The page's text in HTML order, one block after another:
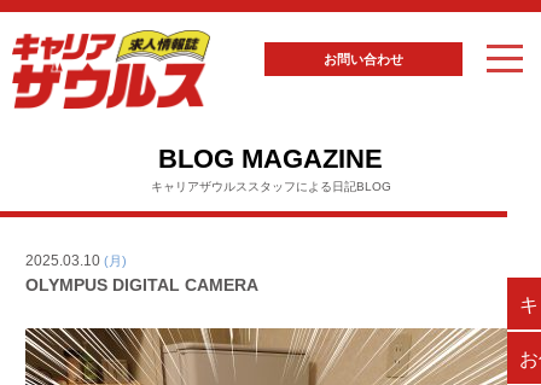
お問い合わせ
BLOG MAGAZINE
キャリアザウルススタッフによる日記BLOG
2025.03.10 (月)
OLYMPUS DIGITAL CAMERA